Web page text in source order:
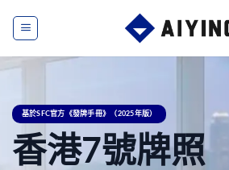
基於SFC官方《發牌手冊》（2025年版）
香港7號牌照